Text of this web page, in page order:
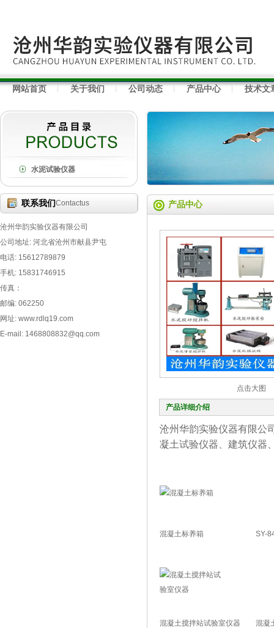
网站首页 关于我们 公司动态 产品中心 技术文
水泥试验仪器
联系我们Contactus
沧州华韵实验仪器有限公司
公司地址: 河北省沧州市献县尹屯
电话: 15612789879
手机: 15831746915
传真：
邮编: 062250
网址: www.rdlq19.com
E-mail: 1468808832@qq.com
产品中心
点击大图
产品详细介绍
沧州华韵实验仪器有限公
凝土试验仪器、建筑仪器
混凝土标养箱 SY-
混凝土搅拌站试验室仪器 混凝